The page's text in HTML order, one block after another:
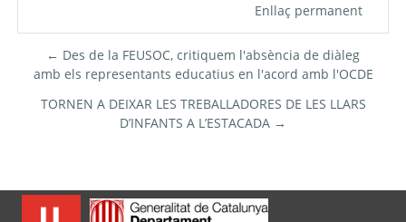
Enllaç permanent
← Des de la FEUSOC, critiquem l'absència de diàleg
amb els representants educatius en l'acord amb l'OCDE
TORNEN A DEIXAR LES TREBALLADORES DE LES LLARS
D’INFANTS A L’ESTACADA →